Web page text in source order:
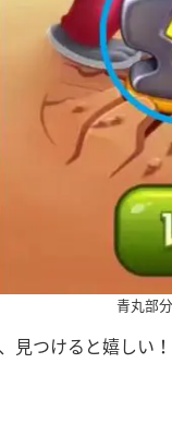
青丸部
見つけると嬉しい！